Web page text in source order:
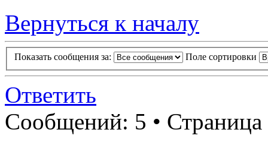
Вернуться к началу
Показать сообщения за: Поле сортировки
Ответить
Сообщений: 5 • Страница